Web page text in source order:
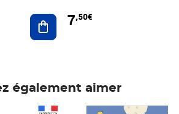
Ajouter au panier
7,50€
également aimer
Prix 7,50€